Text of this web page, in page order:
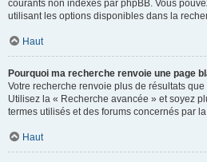
courants non indexés par phpBB. Vous
utilisant les options disponibles dans la
Haut
Pourquoi ma recherche renvoie une page
Votre recherche renvoie plus de résultats
Utilisez la « Recherche avancée » et soyez
termes utilisés et des forums concernés par
Haut